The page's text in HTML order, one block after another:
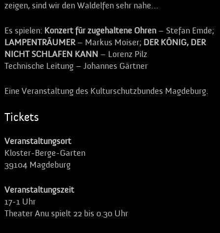
zeigen, sind wir den Waldelfen sehr nahe…
Es spielen: Konzert für zugehaltene Ohren– Stefan Emde;
LAMPENTRÄUMER– Markus Moiser; DER KÖNIG, DER
NICHT SCHLAFEN KANN – Lorenz Pilz
Technische Leitung – Johannes Gärtner
Eine Veranstaltung des Kulturschutzbundes Magdeburg.
Tickets
Veranstaltungsort
Kloster-Berge-Garten
39104Magdeburg
Veranstaltungszeit
17-1 Uhr
Theater Anu spielt 22 bis 0.30 Uhr